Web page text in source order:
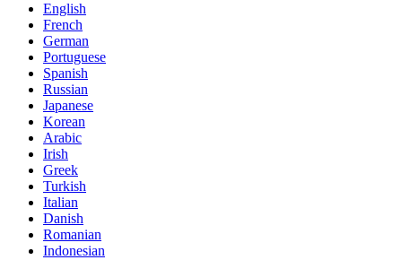
English
French
German
Portuguese
Spanish
Russian
Japanese
Korean
Arabic
Irish
Greek
Turkish
Italian
Danish
Romanian
Indonesian